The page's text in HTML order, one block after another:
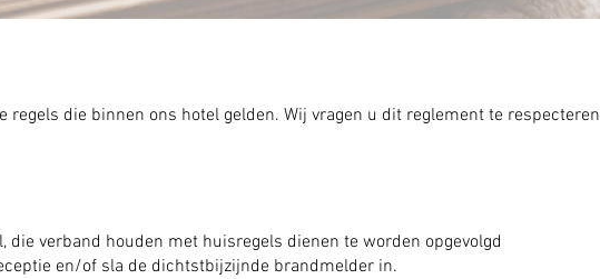
die binnen ons hotel gelden. Wij vragen u dit reglement te respecteren
verband houden met huisregels dienen te worden opgevolgd
en/of sla de dichtstbijzijnde brandmelder in.